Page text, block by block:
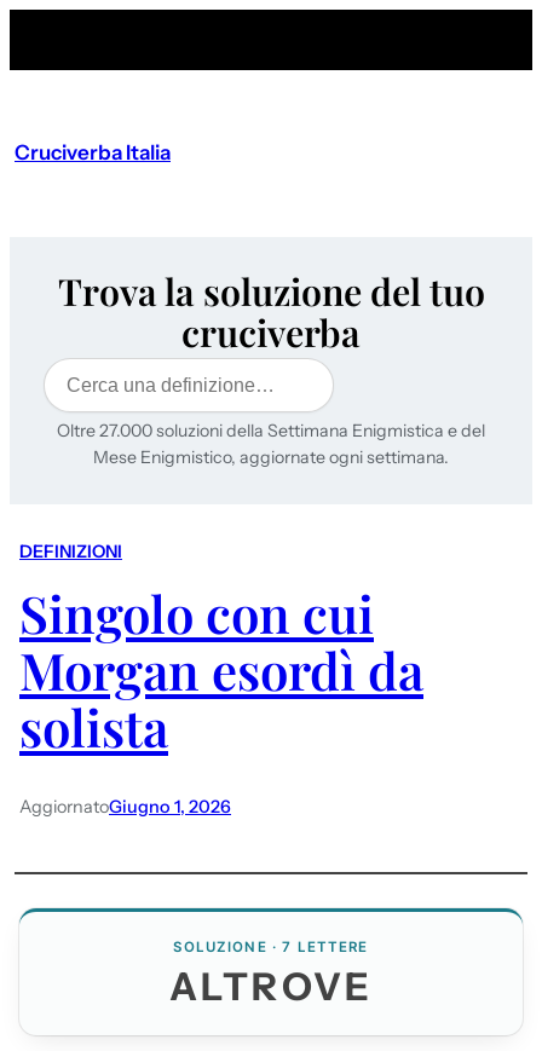
Cruciverba Italia
Trova la soluzione del tuo
cruciverba
Cerca
Oltre 27.000 soluzioni della Settimana Enigmistica e del
Mese Enigmistico, aggiornate ogni settimana.
DEFINIZIONI
Singolo con cui
Morgan esordì da
solista
AggiornatoGiugno 1, 2026
SOLUZIONE · 7 LETTERE
ALTROVE